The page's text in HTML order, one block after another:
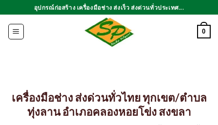
ไป
เนื้อหา
อุปกรณ์ก่อสร้าง เครื่องมือช่าง ส่งเร็ว ส่งด่วนทั่วประเทศ...
0
เครื่องมือช่าง ส่งด่วนทั่วไทย ทุกเขต/ตำบล
ทุ่งลาน อำเภอคลองหอยโข่ง สงขลา